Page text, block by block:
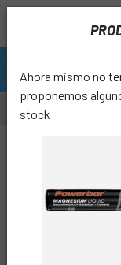
Ahora mismo no
proponemos
stock